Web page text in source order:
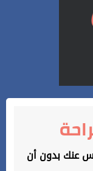
عنك بدون أن